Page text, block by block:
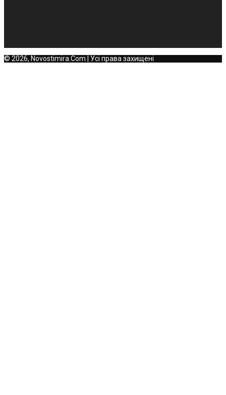
© 2026, Novostimira.Com | Усі права захищені